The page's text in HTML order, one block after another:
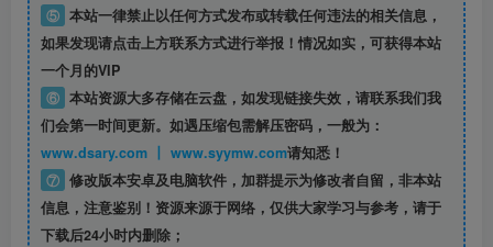
⑤ 本站一律禁止以任何方式发布或转载任何违法的相关信息，
如果发现请点击上方联系方式进行举报！情况如实，可获得本站
一个月的VIP
⑥ 本站资源大多存储在云盘，如发现链接失效，请联系我们我
们会第一时间更新。如遇压缩包需解压密码，一般为：
www.dsary.com 丨 www.syymw.com请知悉！
⑦ 修改版本安卓及电脑软件，加群提示为修改者自留， 非本站
信息，注意鉴别！资源来源于网络，仅供大家学习与参考，请于
下载后24小时内删除；